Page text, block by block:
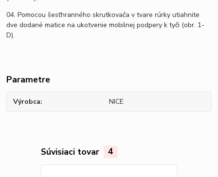
04. Pomocou šesťhranného skrutkovača v tvare rúrky utiahnite
dve dodané matice na ukotvenie mobilnej podpery k tyči (obr. 1-
D).
Parametre
Výrobca NICE
Súvisiaci tovar 4